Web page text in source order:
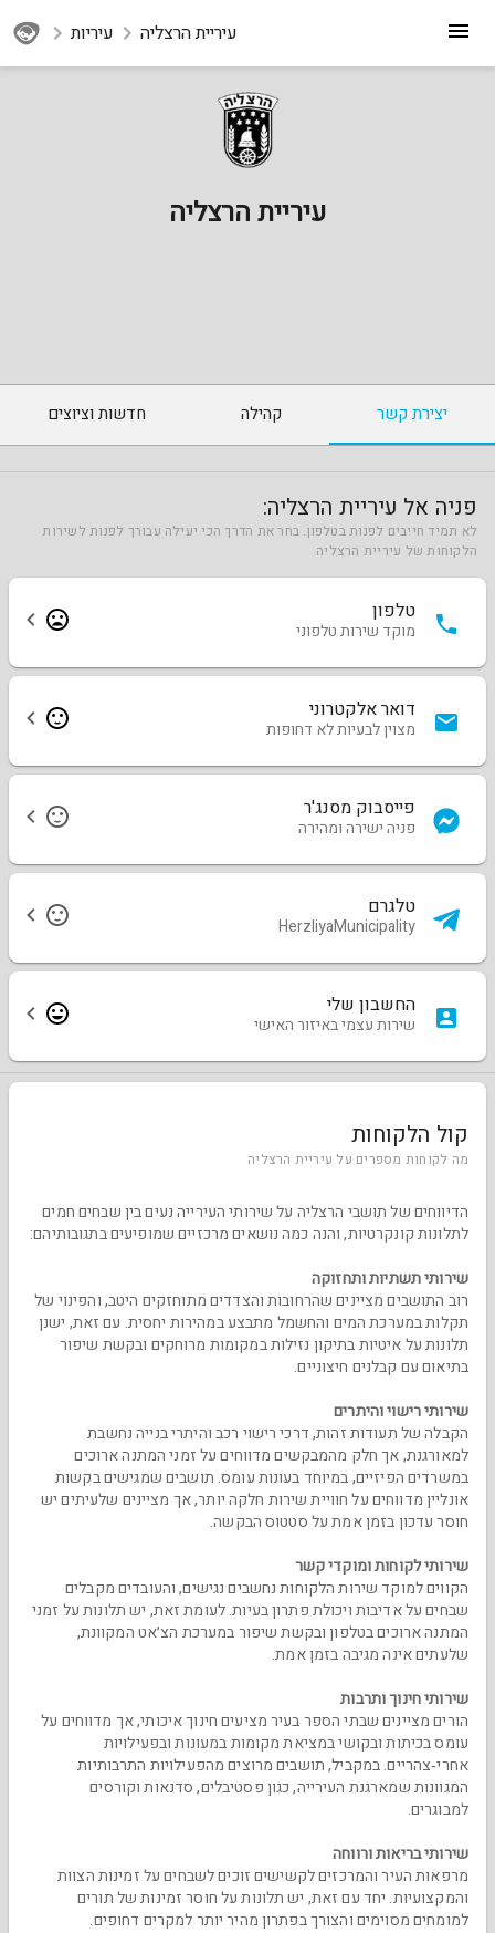
עיריות עיריית הרצליה
עיריית הרצליה
יצירת קשר קהילה חדשות וציוצים
פניה אל עיריית הרצליה:
לא תמיד חייבים לפנות בטלפון. בחר את הדרך הכי יעילה עבורך לפנות לשירות
הלקוחות של עיריית הרצליה
טלפון
מוקד שירות טלפוני
דואר אלקטרוני
מצוין לבעיות לא דחופות
פייסבוק מסנג'ר
פניה ישירה ומהירה
טלגרם
HerzliyaMunicipality
החשבון שלי
שירות עצמי באיזור האישי
קול הלקוחות
מה לקוחות מספרים על עיריית הרצליה
הדיווחים של תושבי הרצליה על שירותי העירייה נעים בין שבחים חמים
לתלונות קונקרטיות, והנה כמה נושאים מרכזיים שמופיעים בתגובותיהם:
שירותי תשתיות ותחזוקה
רוב התושבים מציינים שהרחובות והצדדים מתוחזקים היטב, והפינוי של
תקלות במערכת המים והחשמל מתבצע במהירות יחסית. עם זאת, ישנן
תלונות על איטיות בתיקון נזילות במקומות מרוחקים ובקשת שיפור
בתיאום עם קבלנים חיצוניים.
שירותי רישוי והיתרים
הקבלה של תעודות זהות, דרכי רישוי רכב והיתרי בנייה נחשבת
למאורגנת, אך חלק מהמבקשים מדווחים על זמני המתנה ארוכים
במשרדים הפיזיים, במיוחד בעונות עומס. תושבים שמגישים בקשות
אונליין מדווחים על חוויית שירות חלקה יותר, אך מציינים שלעיתים יש
חוסר עדכון בזמן אמת על סטטוס הבקשה.
שירותי לקוחות ומוקדי קשר
הקווים למוקד שירות הלקוחות נחשבים נגישים, והעובדים מקבלים
שבחים על אדיבות ויכולת פתרון בעיות. לעומת זאת, יש תלונות על זמני
המתנה ארוכים בטלפון ובקשת שיפור במערכת הצ׳אט המקוונת,
שלעתים אינה מגיבה בזמן אמת.
שירותי חינוך ותרבות
הורים מציינים שבתי הספר בעיר מציעים חינוך איכותי, אך מדווחים על
עומס בכיתות ובקושי במציאת מקומות במעונות ובפעילויות
אחרי‑צהריים. במקביל, תושבים מרוצים מהפעילויות התרבותיות
המגוונות שמארגנת העירייה, כגון פסטיבלים, סדנאות וקורסים
למבוגרים.
שירותי בריאות ורווחה
מרפאות העיר והמרכזים לקשישים זוכים לשבחים על זמינות הצוות
והמקצועיות. יחד עם זאת, יש תלונות על חוסר זמינות של תורים
למומחים מסוימים והצורך בפתרון מהיר יותר למקרים דחופים.